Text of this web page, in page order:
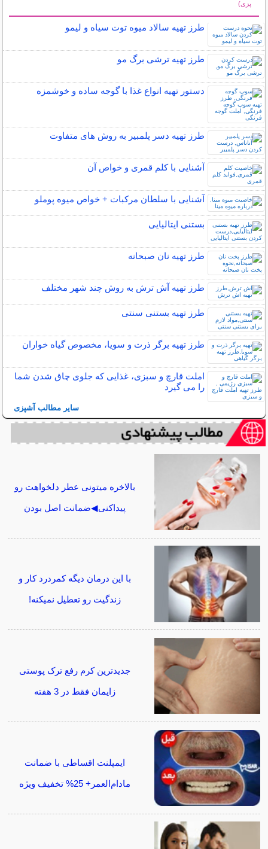
پزی)
طرز تهیه سالاد میوه توت سیاه و لیمو
طرز تهیه ترشی برگ مو
دستور تهیه انواع غذا با گوجه ساده و خوشمزه
طرز تهیه دسر پلمبیر به روش های متفاوت
آشنایی با کلم قمری و خواص آن
آشنایی با سلطان مرکبات + خواص میوه پوملو
بستنی ایتالیایی
طرز تهیه نان صبحانه
طرز تهیه آش ترش به روش چند شهر مختلف
طرز تهیه بستنی سنتی
طرز تهیه برگر ذرت و سویا، مخصوص گیاه خواران
املت قارچ و سبزی، غذایی که جلوی چاق شدن شما
را می گیرد
سایر مطالب آشپزی
بالاخره میتونی عطر دلخواهت رو
پیداکنی◀ضمانت اصل بودن
با این درمان دیگه کمردرد کار و
زندگیت رو تعطیل نمیکنه!
جدیدترین کرم رفع ترک پوستی
زایمان فقط در 3 هفته
ایمپلنت اقساطی با ضمانت
مادام‌العمر+ 25% تخفیف ویژه